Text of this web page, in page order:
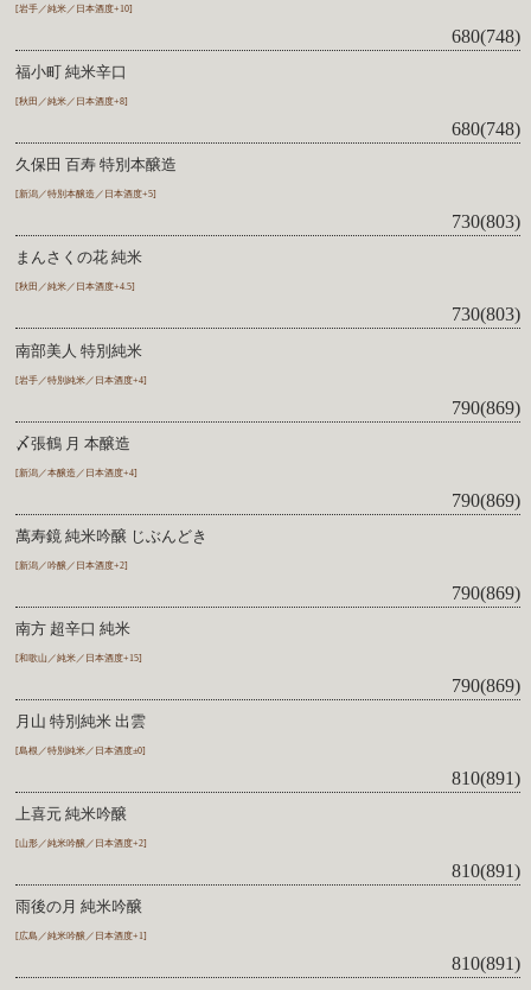
[岩手／純米／日本酒度+10]
680(748)
福小町 純米辛口
[秋田／純米／日本酒度+8]
680(748)
久保田 百寿 特別本醸造
[新潟／特別本醸造／日本酒度+5]
730(803)
まんさくの花 純米
[秋田／純米／日本酒度+4.5]
730(803)
南部美人 特別純米
[岩手／特別純米／日本酒度+4]
790(869)
〆張鶴 月 本醸造
[新潟／本醸造／日本酒度+4]
790(869)
萬寿鏡 純米吟醸 じぶんどき
[新潟／吟醸／日本酒度+2]
790(869)
南方 超辛口 純米
[和歌山／純米／日本酒度+15]
790(869)
月山 特別純米 出雲
[島根／特別純米／日本酒度±0]
810(891)
上喜元 純米吟醸
[山形／純米吟醸／日本酒度+2]
810(891)
雨後の月 純米吟醸
[広島／純米吟醸／日本酒度+1]
810(891)